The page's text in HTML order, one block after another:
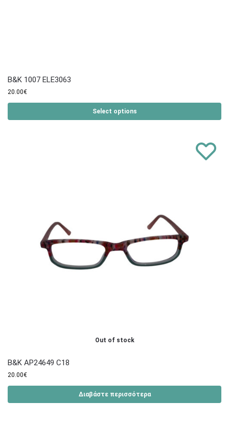
B&K 1007 ELE3063
20.00€
Select options
Out of stock
B&K AP24649 C18
20.00€
Διαβάστε περισσότερα